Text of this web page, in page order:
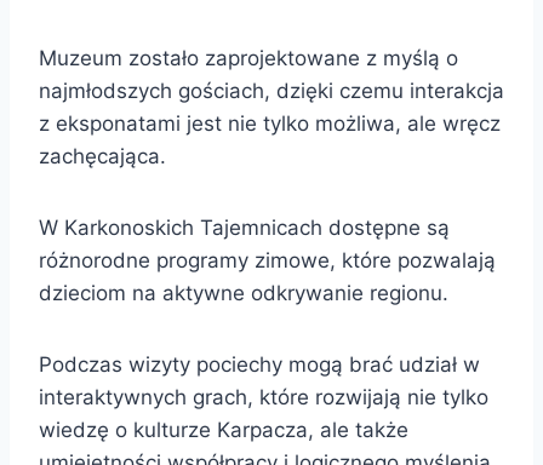
Muzeum zostało zaprojektowane z myślą o
najmłodszych gościach, dzięki czemu interakcja
z eksponatami jest nie tylko możliwa, ale wręcz
zachęcająca.
W Karkonoskich Tajemnicach dostępne są
różnorodne programy zimowe, które pozwalają
dzieciom na aktywne odkrywanie regionu.
Podczas wizyty pociechy mogą brać udział w
interaktywnych grach, które rozwijają nie tylko
wiedzę o kulturze Karpacza, ale także